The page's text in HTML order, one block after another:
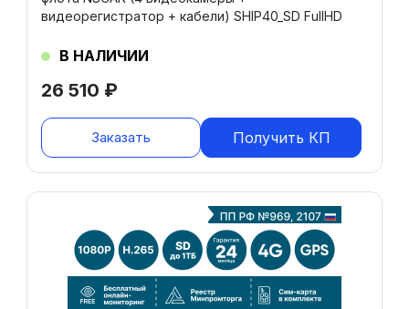
26 510 ₽
видеорегистратор + кабели) SHIP40_SD FullHD
В НАЛИЧИИ
Заказать Получить КП